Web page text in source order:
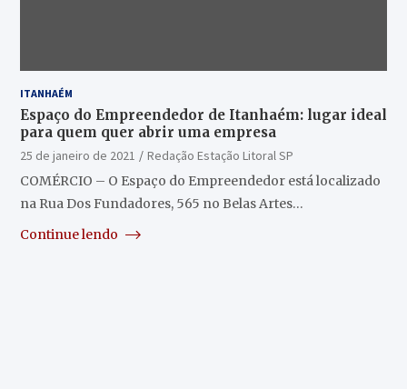
ITANHAÉM
Espaço do Empreendedor de Itanhaém: lugar ideal
para quem quer abrir uma empresa
25 de janeiro de 2021
Redação Estação Litoral SP
COMÉRCIO – O Espaço do Empreendedor está localizado
na Rua Dos Fundadores, 565 no Belas Artes…
Continue lendo